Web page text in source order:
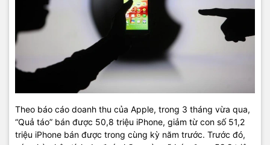
Theo báo cáo doanh thu của Apple, trong 3 tháng vừa qua,
“Quả táo” bán được 50,8 triệu iPhone, giảm từ con số 51,2
triệu iPhone bán được trong cùng kỳ năm trước. Trước đó,